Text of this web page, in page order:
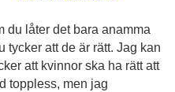
du låter det bara anamma
tycker att de är rätt. Jag kan
att kvinnor ska ha rätt att
toppless, men jag